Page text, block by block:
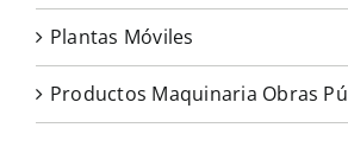
Plantas Móviles
Productos Maquinaria Obras